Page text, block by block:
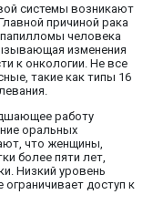
системы возникают
причиной рака
человека
изменения
к онкологии. Не все
такие как типы 16
работу
оральных
что женщины,
более пяти лет,
Низкий уровень
доступ к